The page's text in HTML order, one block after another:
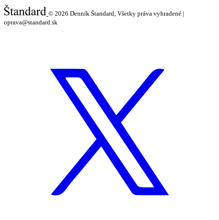
© 2026 Denník Štandard, Všetky práva vyhradené |
oprava@standard.sk